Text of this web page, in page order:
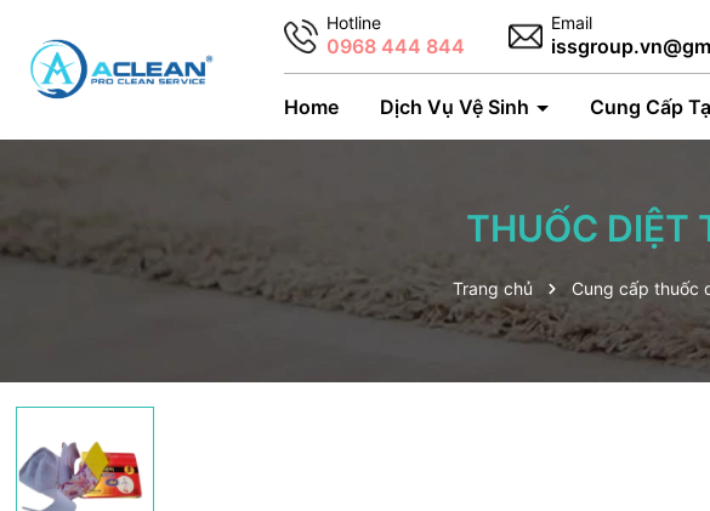
Hotline
0968 444 844
Email
Home Dịch Vụ Vệ Sinh Cung Cấp
THUỐC DIỆT
Trang chủ Cung cấp thuốc